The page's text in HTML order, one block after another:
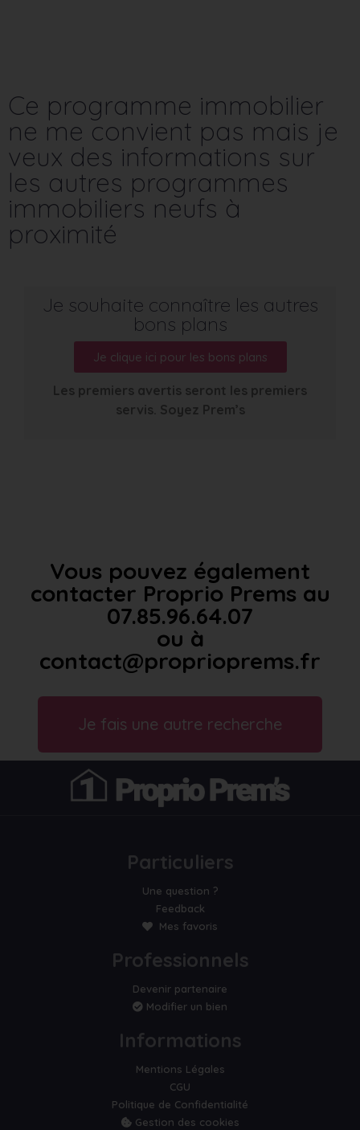
Ce programme immobilier
ne me convient pas mais je
veux des informations sur
les autres programmes
immobiliers neufs à
proximité
Je souhaite connaître les autres
bons plans
Je clique ici pour les bons plans
Les premiers avertis seront les premiers
servis. Soyez Prem’s
Vous pouvez également
contacter Proprio Prems au
07.85.96.64.07
ou à
contact@proprioprems.fr
Je fais une autre recherche
Particuliers
Une question ?
Feedback
Mes favoris
Professionnels
Devenir partenaire
Modifier un bien
Informations
Mentions Légales
CGU
Politique de Confidentialité
Gestion des cookies